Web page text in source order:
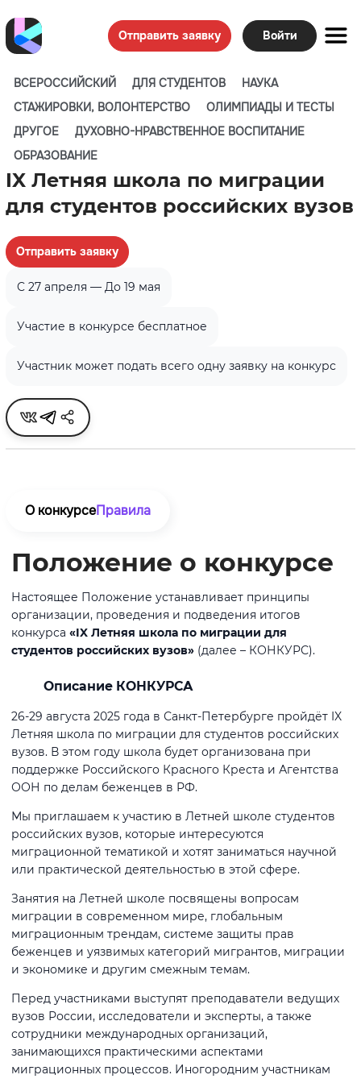
Отправить заявку Войти
ВСЕРОССИЙСКИЙ ДЛЯ СТУДЕНТОВ
НАУКА
СТАЖИРОВКИ, ВОЛОНТЕРСТВО
ОЛИМПИАДЫ И ТЕСТЫ
ДРУГОЕ
ДУХОВНО-НРАВСТВЕННОЕ ВОСПИТАНИЕ
ОБРАЗОВАНИЕ
IX Летняя школа по миграции
для студентов российских вузов
Отправить заявку
C 27 апреля — До 19 мая
Участие в конкурсе бесплатное
Участник может подать всего одну заявку на конкурс
О конкурсеПравила
Положение о конкурсе
Настоящее Положение устанавливает принципы
организации, проведения и подведения итогов
конкурса «IX Летняя школа по миграции для
студентов российских вузов» (далее – КОНКУРС).
Описание КОНКУРСА
26-29 августа 2025 года в Санкт-Петербурге пройдёт IX
Летняя школа по миграции для студентов российских
вузов. В этом году школа будет организована при
поддержке Российского Красного Креста и Агентства
ООН по делам беженцев в РФ.
Мы приглашаем к участию в Летней школе студентов
российских вузов, которые интересуются
миграционной тематикой и хотят заниматься научной
или практической деятельностью в этой сфере.
Занятия на Летней школе посвящены вопросам
миграции в современном мире, глобальным
миграционным трендам, системе защиты прав
беженцев и уязвимых категорий мигрантов, миграции
и экономике и другим смежным темам.
Перед участниками выступят преподаватели ведущих
вузов России, исследователи и эксперты, а также
сотрудники международных организаций,
занимающихся практическими аспектами
миграционных процессов. Иногородним участникам